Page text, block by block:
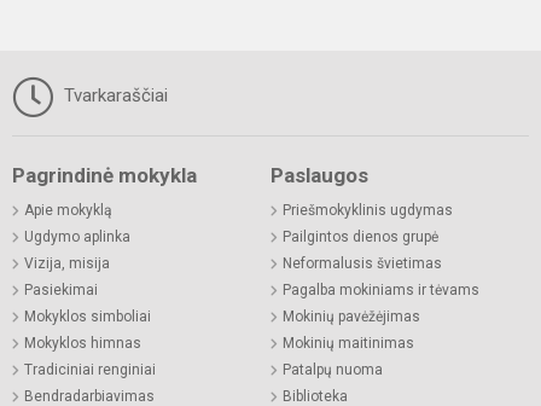
Tvarkaraščiai
Pagrindinė mokykla
Apie mokyklą
Ugdymo aplinka
Vizija, misija
Pasiekimai
Mokyklos simboliai
Mokyklos himnas
Tradiciniai renginiai
Bendradarbiavimas
Paslaugos
Priešmokyklinis ugdymas
Pailgintos dienos grupė
Neformalusis švietimas
Pagalba mokiniams ir tėvams
Mokinių pavėžėjimas
Mokinių maitinimas
Patalpų nuoma
Biblioteka